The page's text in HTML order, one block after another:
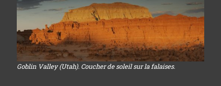
Goblin Valley (Utah). Coucher de soleil sur la falaises.